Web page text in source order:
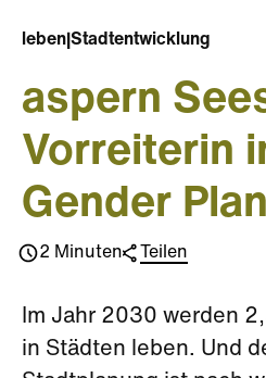
leben Stadtentwicklung
aspern
Vorreiterin
Gender
2 Minuten Teilen
Im Jahr 2030 werden
in Städten leben. Und